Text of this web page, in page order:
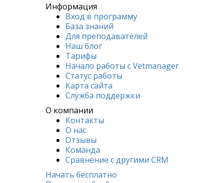
Информация
Вход в программу
База знаний
Для преподавателей
Наш блог
Тарифы
Начало работы с Vetmanager
Статус работы
Карта сайта
Служба поддержки
О компании
Контакты
О нас
Отзывы
Команда
Сравнение с другими СRM
Начать бесплатно